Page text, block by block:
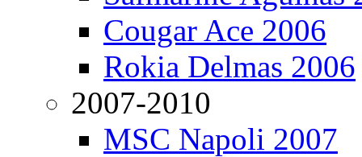
Cougar Ace 2006
Rokia Delmas 2006
2007-2010
MSC Napoli 2007